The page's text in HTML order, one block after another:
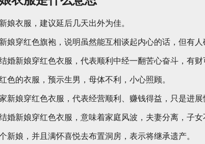
娘衣服，建议延后几天出外为佳。
娘穿红色旗袍，说明虽然能互相谈起内心的话，但有人
婚新娘穿红色衣服，代表顺利中经一翻苦心奋斗，有财
色的衣服，预示生男，母体不利，小心照顾。
新娘穿红色衣服，代表经营顺利、赚钱得益，只是进展
婚新娘穿红色衣服，意味着家庭风波，夫妻分离，子女
新娘，并且满怀喜悦去布置洞房，表示将继承遗产。